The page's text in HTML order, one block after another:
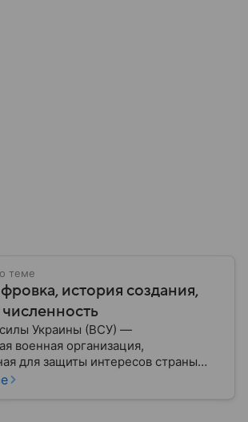
теме
история создания,
численность
Украины (ВСУ) —
военная организация,
для защиты интересов страны
Была создана после